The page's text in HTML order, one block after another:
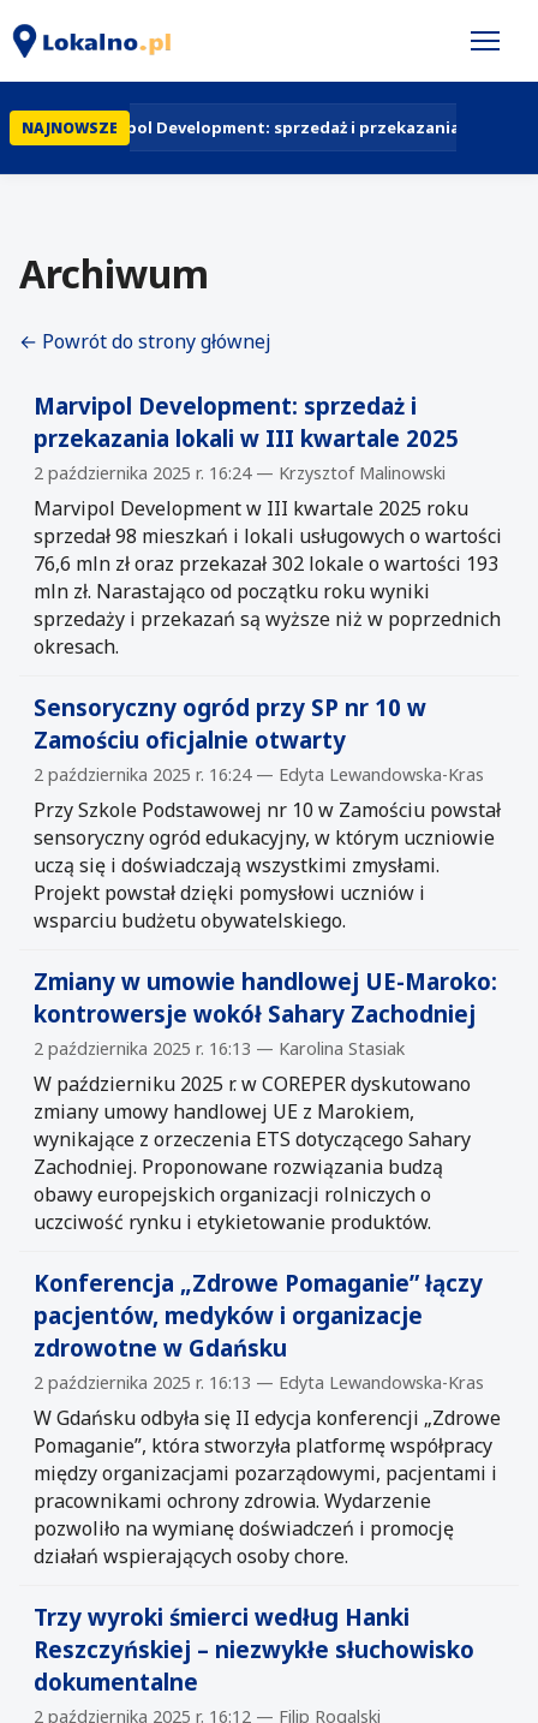
NAJNOWSZEMarvipol Development: sprzedaż i przekazania lokali w
Archiwum
← Powrót do strony głównej
Marvipol Development: sprzedaż i
przekazania lokali w III kwartale 2025
2 października 2025 r. 16:24 — Krzysztof Malinowski
Marvipol Development w III kwartale 2025 roku
sprzedał 98 mieszkań i lokali usługowych o wartości
76,6 mln zł oraz przekazał 302 lokale o wartości 193
mln zł. Narastająco od początku roku wyniki
sprzedaży i przekazań są wyższe niż w poprzednich
okresach.
Sensoryczny ogród przy SP nr 10 w
Zamościu oficjalnie otwarty
2 października 2025 r. 16:24 — Edyta Lewandowska-Kras
Przy Szkole Podstawowej nr 10 w Zamościu powstał
sensoryczny ogród edukacyjny, w którym uczniowie
uczą się i doświadczają wszystkimi zmysłami.
Projekt powstał dzięki pomysłowi uczniów i
wsparciu budżetu obywatelskiego.
Zmiany w umowie handlowej UE-Maroko:
kontrowersje wokół Sahary Zachodniej
2 października 2025 r. 16:13 — Karolina Stasiak
W październiku 2025 r. w COREPER dyskutowano
zmiany umowy handlowej UE z Marokiem,
wynikające z orzeczenia ETS dotyczącego Sahary
Zachodniej. Proponowane rozwiązania budzą
obawy europejskich organizacji rolniczych o
uczciwość rynku i etykietowanie produktów.
Konferencja „Zdrowe Pomaganie” łączy
pacjentów, medyków i organizacje
zdrowotne w Gdańsku
2 października 2025 r. 16:13 — Edyta Lewandowska-Kras
W Gdańsku odbyła się II edycja konferencji „Zdrowe
Pomaganie”, która stworzyła platformę współpracy
między organizacjami pozarządowymi, pacjentami i
pracownikami ochrony zdrowia. Wydarzenie
pozwoliło na wymianę doświadczeń i promocję
działań wspierających osoby chore.
Trzy wyroki śmierci według Hanki
Reszczyńskiej – niezwykłe słuchowisko
dokumentalne
2 października 2025 r. 16:12 — Filip Rogalski